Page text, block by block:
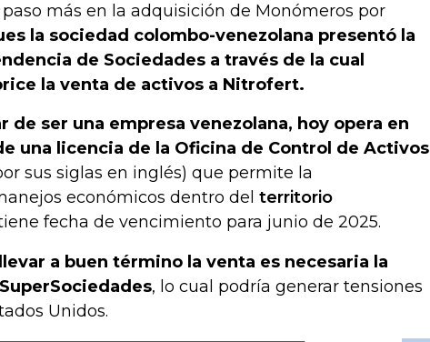
más en la adquisición de Monómeros por
la sociedad colombo-venezolana presentó la
de Sociedades a través de la cual
la venta de activos a Nitrofert.
de ser una empresa venezolana, hoy opera en
una licencia de la Oficina de Control de Activos
sus siglas en inglés) que permite la
económicos dentro del territorio
fecha de vencimiento para junio de 2025.
a buen término la venta es necesaria la
, lo cual podría generar tensiones
Unidos.